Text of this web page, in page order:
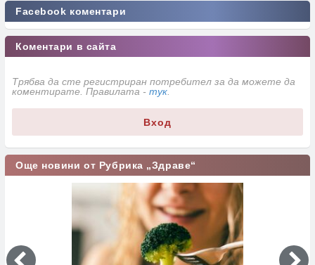
Facebook коментари
Коментари в сайта
Трябва да сте регистриран потребител за да можете да
коментирате. Правилата - тук
Вход
Още новини от Рубрика „Здраве“